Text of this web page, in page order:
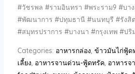
#วัชรพล #รามอินทรา #พระราม9 #บา
#พัฒนาการ #ปทุมธานี #นนทบุรี #รังสิ
#สมุทรปราการ #บางนา #กรุงเทพ #ป
Categories: อาหารกล่อง ข้าวมันไก่ฟู้ด
เลี้ยง อาหารจานด่วน-ฟู้ดทรัค, อาหารจ